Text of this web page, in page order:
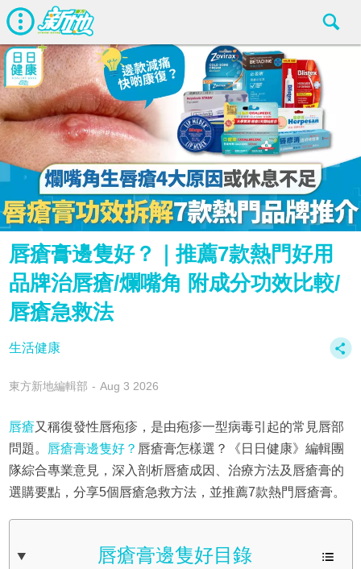
唇瘡膏邊隻好？｜推薦7款熱門好用
品牌治唇瘡/爛嘴角 附成分功效比較/
唇瘡急救法
生活健康
東方新地編輯部 Aug 3 2026
唇瘡又稱復發性唇疱疹，是由疱疹一型病毒引起的常見唇部
問題。
唇瘡膏邊隻好？ 唇瘡膏怎樣選？《日日健康》編輯團
隊綜合專業意見，深入剖析唇瘡成因、治療方法及唇瘡膏的
選購要點，分享5個唇瘡急救方法，並推薦7款熱門唇瘡膏。
唇瘡膏邊隻好目錄